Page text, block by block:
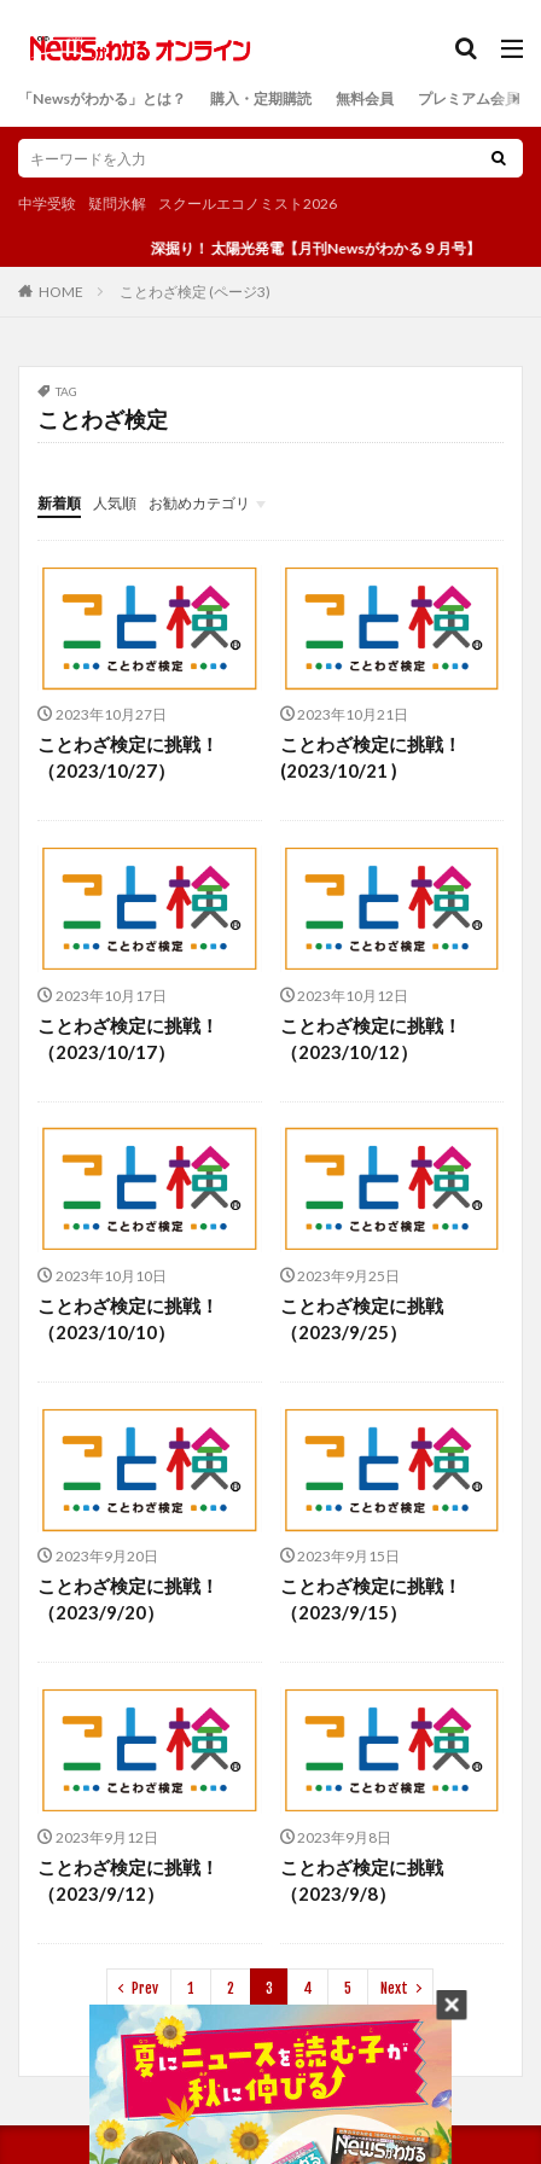
「Newsがわかる」とは？ 購入・定期購読 無料会員 プレミアム会員
中学受験 疑問氷解 スクールエコノミスト2026
深掘り！ 太陽光発電【月刊Newsがわかる９月号】
HOME ことわざ検定 (ページ3)
TAG
ことわざ検定
新着順 人気順
お勧めカテゴリ
投稿
学び
マンガ
電子書籍
2023年10月27日
ことわざ検定に挑戦！
（2023/10/27）
2023年10月21日
ことわざ検定に挑戦！
(2023/10/21 )
2023年10月17日
ことわざ検定に挑戦！
（2023/10/17）
2023年10月12日
ことわざ検定に挑戦！
（2023/10/12）
2023年10月10日
ことわざ検定に挑戦！
（2023/10/10）
2023年9月25日
ことわざ検定に挑戦
（2023/9/25）
2023年9月20日
ことわざ検定に挑戦！
（2023/9/20）
2023年9月15日
ことわざ検定に挑戦！
（2023/9/15）
2023年9月12日
ことわざ検定に挑戦！
（2023/9/12）
2023年9月8日
ことわざ検定に挑戦
（2023/9/8）
Prev 1 2 3 4 5 Next
検索